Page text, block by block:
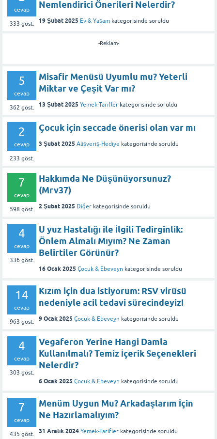
cevap
333 göst.
Nemlendirici Önerileri Nelerdir?
19 Şubat 2025 Ev & Yaşam kategorisinde soruldu
-Reklam-
5
cevap
362 göst.
Misafir Menüsü Uyumlu mu? Yeterli
Miktar ve Çeşit Var mı?
13 Şubat 2025 Yemek-Tarifler kategorisinde soruldu
2
cevap
233 göst.
Çocuk için seccade önerisi olan var mı
3 Şubat 2025 Alışveriş-Hediye kategorisinde soruldu
7
cevap
598 göst.
Hakkımda Ne Düşünüyorsunuz?
(Mrv37)
2 Şubat 2025 Diğer kategorisinde soruldu
4
cevap
336 göst.
U yuz Hastalığı ile İlgili Tedirginlik:
Önlem Almalı Mıyım? Ne Zaman
Belirtiler Görünür?
16 Ocak 2025 Çocuk & Ebeveyn kategorisinde soruldu
14
cevap
963 göst.
Kızım için dua istiyorum: RSV virüsü
nedeniyle acil tedavi sürecindeyiz!
9 Ocak 2025 Çocuk & Ebeveyn kategorisinde soruldu
4
cevap
303 göst.
Vegaferon Yerine Hangi Damla
Kullanılmalı? Temiz İçerik Seçenekleri
Nelerdir?
6 Ocak 2025 Çocuk & Ebeveyn kategorisinde soruldu
7
cevap
435 göst.
Menüm Uygun Mu? Arkadaşlarım İçin
Ne Hazırlamalıyım?
31 Aralık 2024 Yemek-Tarifler kategorisinde soruldu